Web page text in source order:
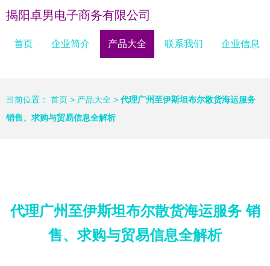
揭阳卓男电子商务有限公司
首页 企业简介 产品大全 联系我们 企业信息
当前位置： 首页 > 产品大全 > 代理广州至伊斯坦布尔散货海运服务
销售、求购与贸易信息全解析
代理广州至伊斯坦布尔散货海运服务 销
售、求购与贸易信息全解析